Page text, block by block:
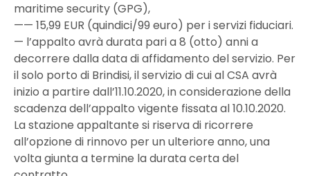
maritime security (GPG),
—— 15,99 EUR (quindici/99 euro) per i servizi fiduciari.
— l’appalto avrà durata pari a 8 (otto) anni a
decorrere dalla data di affidamento del servizio. Per
il solo porto di Brindisi, il servizio di cui al CSA avrà
inizio a partire dall’11.10.2020, in considerazione della
scadenza dell’appalto vigente fissata al 10.10.2020.
La stazione appaltante si riserva di ricorrere
all’opzione di rinnovo per un ulteriore anno, una
volta giunta a termine la durata certa del